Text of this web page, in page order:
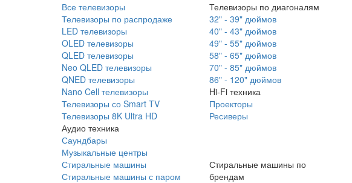
Все телевизоры
Телевизоры по распродаже
LED телевизоры
OLED телевизоры
QLED телевизоры
Neo QLED телевизоры
QNED телевизоры
Nano Cell телевизоры
Телевизоры со Smart TV
Телевизоры 8K Ultra HD
Аудио техника
Саундбары
Музыкальные центры
Телевизоры по диагоналям
32" - 39" дюймов
40" - 43" дюймов
49" - 55" дюймов
58" - 65" дюймов
70" - 85" дюймов
86" - 120" дюймов
Hi-Fi техника
Проекторы
Ресиверы
Стиральные машины
Стиральные машины с паром
Стиральные машины по
брендам